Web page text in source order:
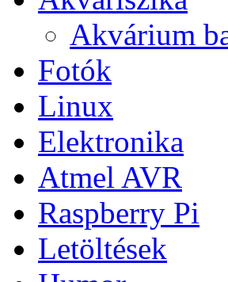
Akvárium
Fotók
Linux
Elektronika
Atmel AVR
Raspberry Pi
Letöltések